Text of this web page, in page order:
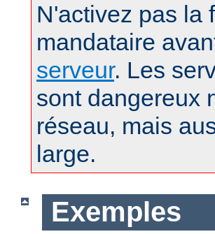
N'activez pas la
mandataire
serveur. Les
sont dangereux
réseau, mais
large.
Exemples